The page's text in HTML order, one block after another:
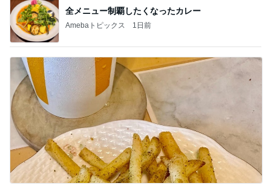
全メニュー制覇したくなったカレー
Amebaトピックス 1日前